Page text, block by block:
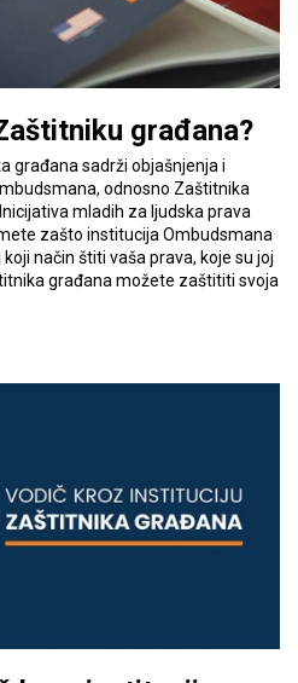
građana?
građana sadrži objašnjenja i
odnosno Zaštitnika
mladih za ljudska prava
zašto institucija Ombudsmana
način štiti vaša prava, koje su joj
građana možete zaštititi svoja